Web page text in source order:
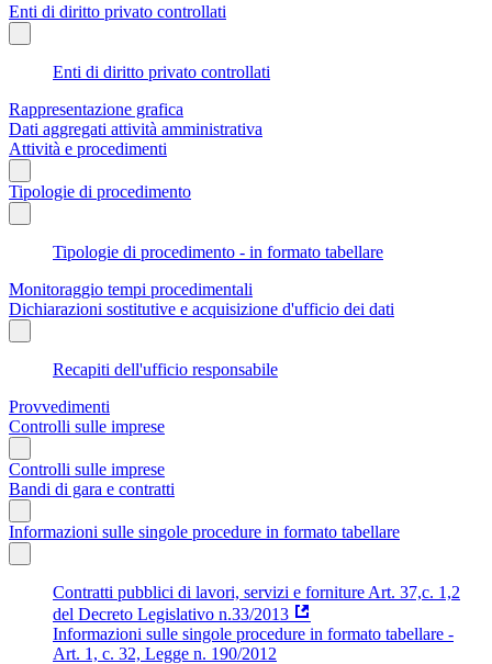
Enti di diritto privato controllati
Enti di diritto privato controllati
Rappresentazione grafica
Dati aggregati attività amministrativa
Attività e procedimenti
Tipologie di procedimento
Tipologie di procedimento - in formato tabellare
Monitoraggio tempi procedimentali
Dichiarazioni sostitutive e acquisizione d'ufficio dei dati
Recapiti dell'ufficio responsabile
Provvedimenti
Controlli sulle imprese
Controlli sulle imprese
Bandi di gara e contratti
Informazioni sulle singole procedure in formato tabellare
Contratti pubblici di lavori, servizi e forniture Art. 37,c. 1,2
del Decreto Legislativo n.33/2013
Informazioni sulle singole procedure in formato tabellare -
Art. 1, c. 32, Legge n. 190/2012